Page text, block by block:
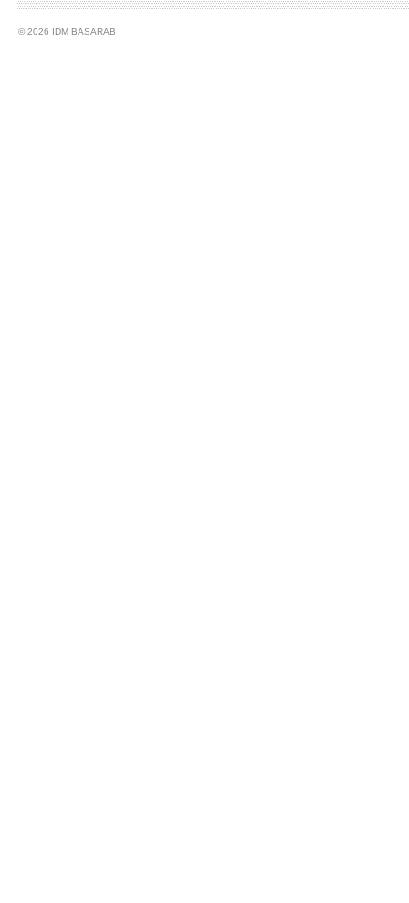
© 2026 IDM BASARAB